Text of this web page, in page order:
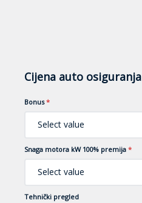
Cijena auto osiguranja
Bonus *
Select value
Snaga motora kW 100% premija *
Select value
Tehnički pregled